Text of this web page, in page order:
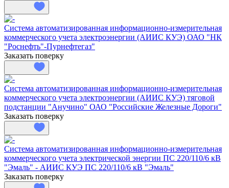
Система автоматизированная информационно-измерительная
коммерческого учета электроэнергии (АИИС КУЭ) ОАО "НК
"Роснефть"-Пурнефтегаз"
Заказать поверку
Система автоматизированная информационно-измерительная
коммерческого учета электроэнергии (АИИС КУЭ) тяговой
подстанции "Анучино" ОАО "Российские Железные Дороги"
Заказать поверку
Система автоматизированная информационно-измерительная
коммерческого учета электрической энергии ПС 220/110/6 кВ
"Эмаль" - АИИС КУЭ ПС 220/110/6 кВ "Эмаль"
Заказать поверку